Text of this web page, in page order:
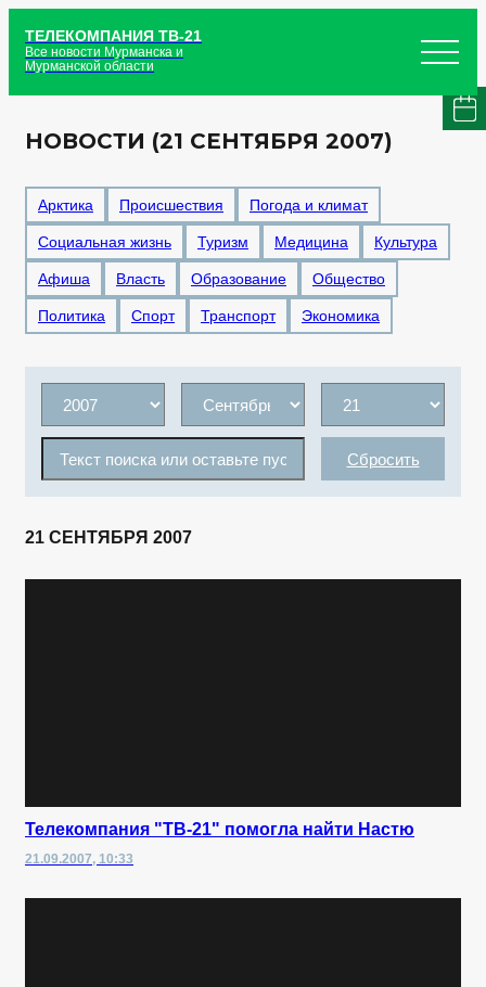
ТЕЛЕКОМПАНИЯ ТВ-21
Все новости Мурманска и
Мурманской области
НОВОСТИ (21 СЕНТЯБРЯ 2007)
Арктика Происшествия Погода и климат
Социальная жизнь Туризм Медицина Культура
Афиша Власть Образование Общество
Политика Спорт Транспорт Экономика
Сбросить
21 СЕНТЯБРЯ 2007
Телекомпания "ТВ-21" помогла найти Настю
21.09.2007, 10:33